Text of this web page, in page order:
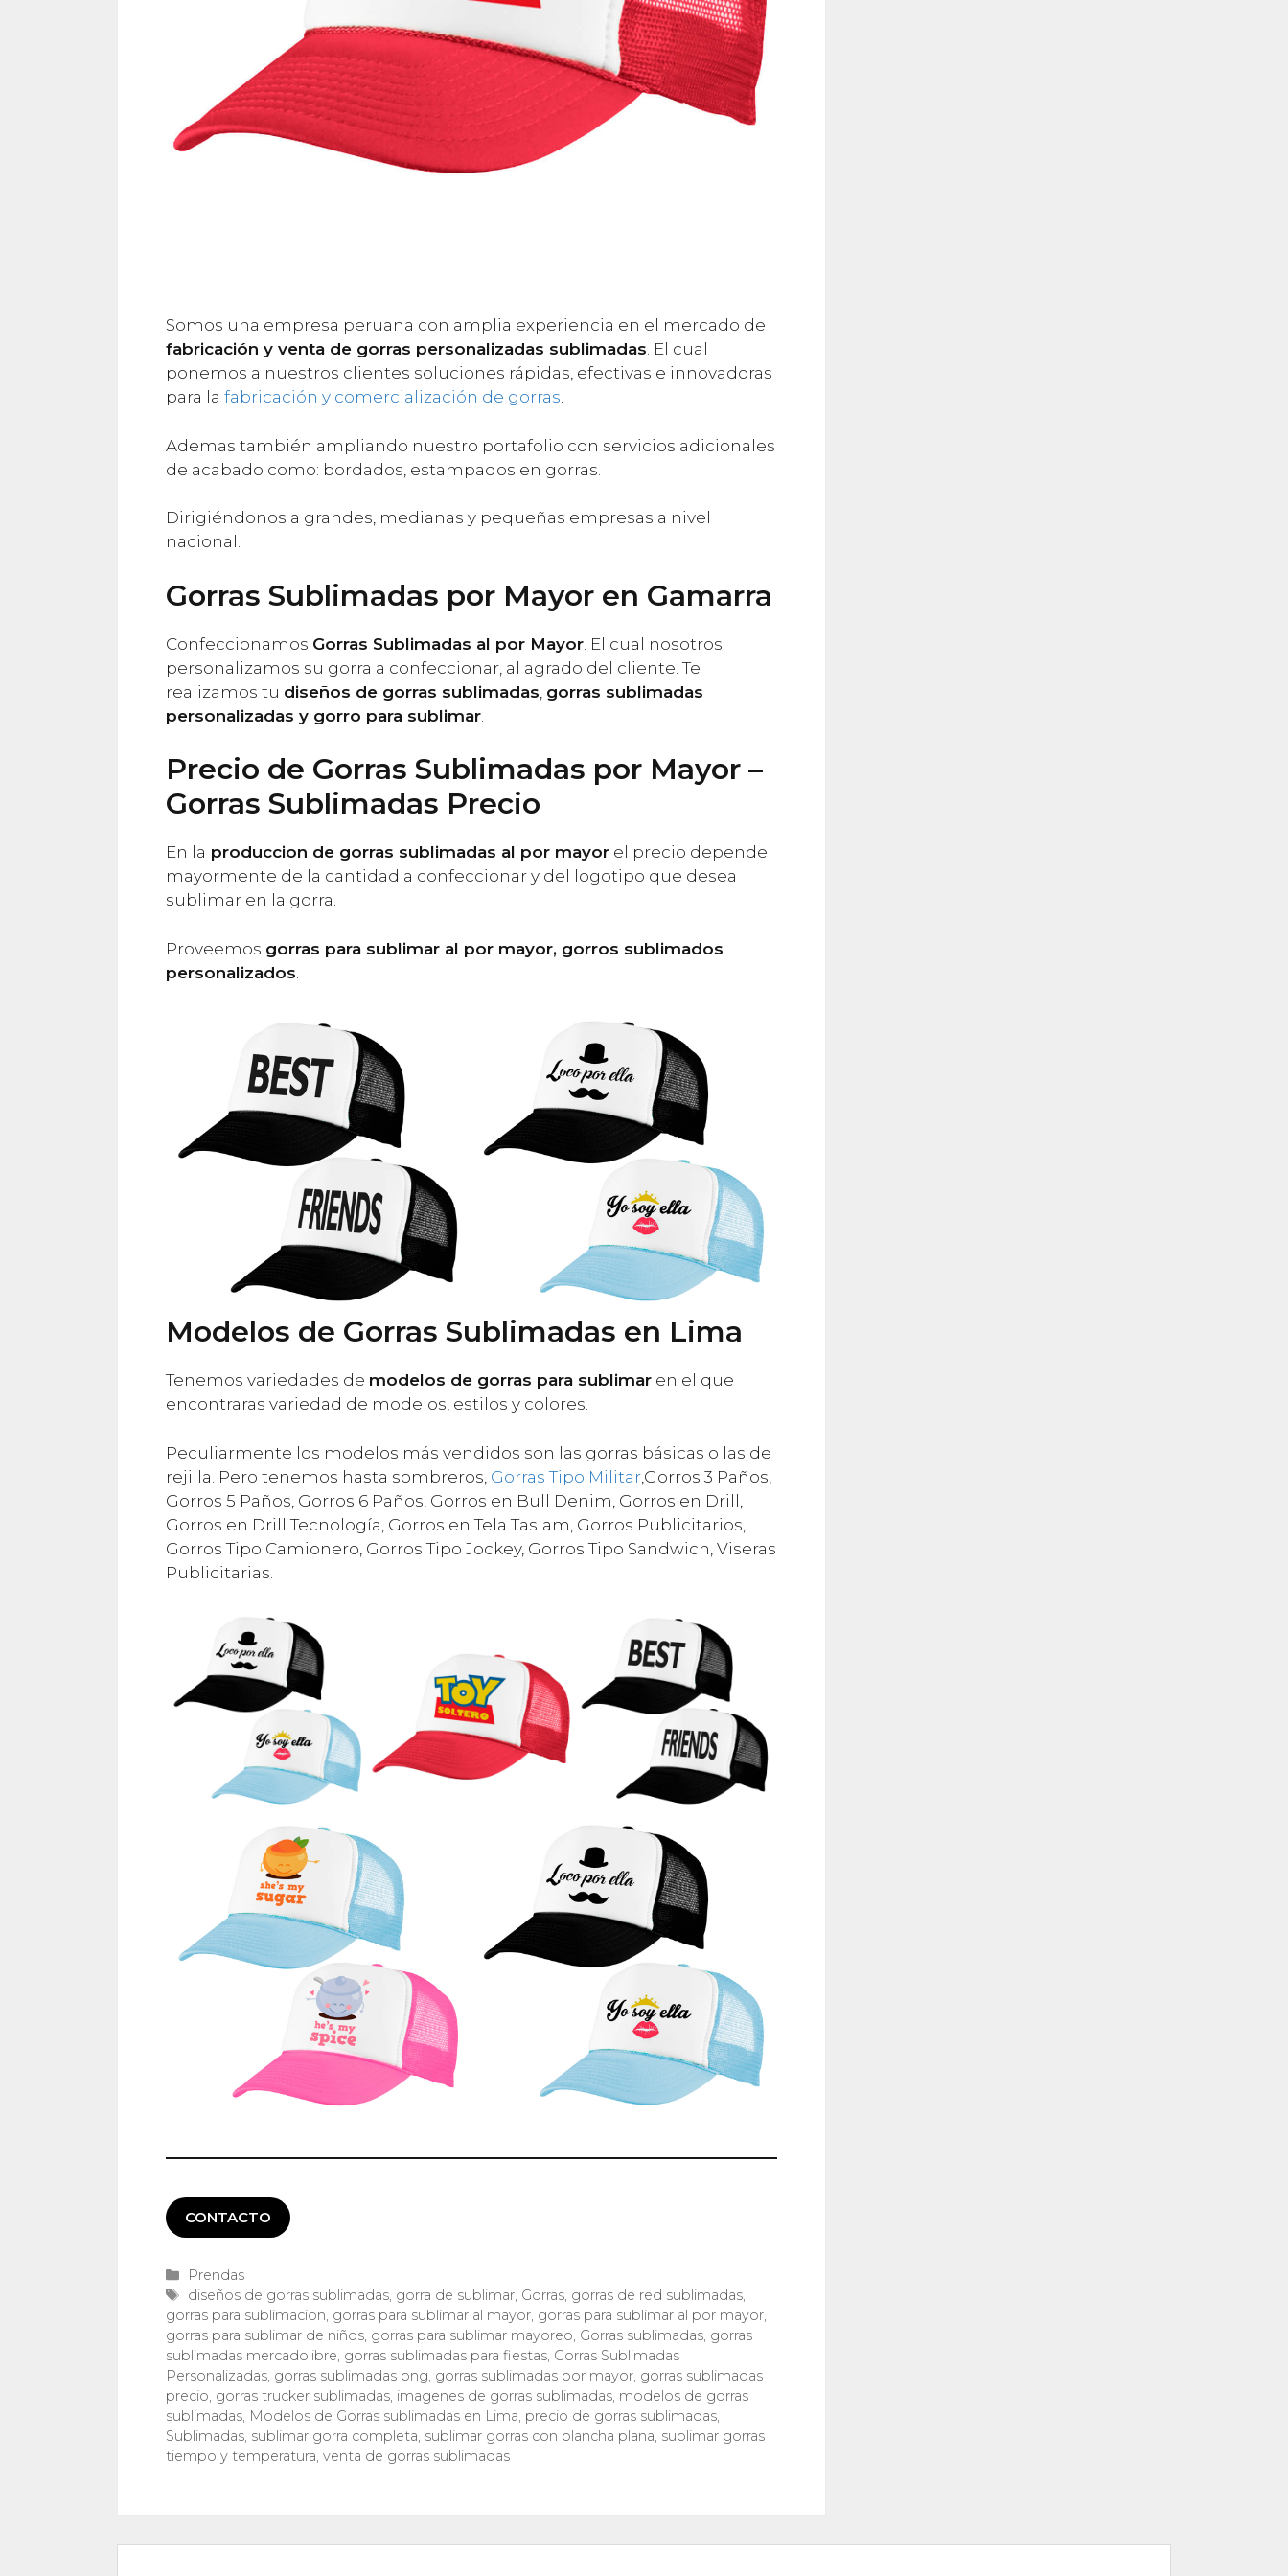
Somos una empresa peruana con amplia experiencia en el mercado de
fabricación y venta de gorras personalizadas sublimadas. El cual
ponemos a nuestros clientes soluciones rápidas, efectivas e innovadoras
para la fabricación y comercialización de gorras.
Ademas también ampliando nuestro portafolio con servicios adicionales
de acabado como: bordados, estampados en gorras.
Dirigiéndonos a grandes, medianas y pequeñas empresas a nivel
nacional.
Gorras Sublimadas por Mayor en Gamarra
Confeccionamos Gorras Sublimadas al por Mayor . El cual nosotros
personalizamos su gorra a confeccionar, al agrado del cliente. Te
realizamos tu diseños de gorras sublimadas gorras sublimadas
personalizadas y gorro para sublimar
Precio de Gorras Sublimadas por Mayor –
Gorras Sublimadas Precio
En la produccion de gorras sublimadas al por mayor el precio depende
mayormente de la cantidad a confeccionar y del logotipo que desea
sublimar en la gorra.
Proveemos gorras para sublimar al por mayor, gorros sublimados
personalizados
Modelos de Gorras Sublimadas en Lima
Tenemos variedades de modelos de gorras para sublimar en el que
encontraras variedad de modelos, estilos y colores.
Peculiarmente los modelos más vendidos son las gorras básicas o las de
rejilla. Pero tenemos hasta sombreros, Gorras Tipo Militar ,Gorros 3 Paños,
Gorros 5 Paños, Gorros 6 Paños, Gorros en Bull Denim, Gorros en Drill,
Gorros en Drill Tecnología, Gorros en Tela Taslam, Gorros Publicitarios,
Gorros Tipo Camionero, Gorros Tipo Jockey, Gorros Tipo Sandwich, Viseras
Publicitarias.
CONTACTO
Categorías
Prendas
Etiquetas
diseños de gorras sublimadas, gorra de sublimar, Gorras, gorras de red sublimadas,
gorras para sublimacion, gorras para sublimar al mayor, gorras para sublimar al por mayor,
gorras para sublimar de niños, gorras para sublimar mayoreo, Gorras sublimadas, gorras
sublimadas mercadolibre, gorras sublimadas para fiestas, Gorras Sublimadas
Personalizadas, gorras sublimadas png, gorras sublimadas por mayor, gorras sublimadas
precio, gorras trucker sublimadas, imagenes de gorras sublimadas, modelos de gorras
sublimadas, Modelos de Gorras sublimadas en Lima, precio de gorras sublimadas,
Sublimadas, sublimar gorra completa, sublimar gorras con plancha plana, sublimar gorras
tiempo y temperatura, venta de gorras sublimadas